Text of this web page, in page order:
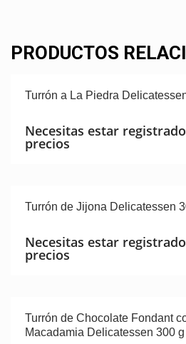
PRODUCTOS
Turrón a La Piedra
Necesitas estar
precios
Turrón de Jijona Delicatessen
Necesitas estar
precios
Turrón de Chocolate Fondant
Macadamia Delicatessen 300 g